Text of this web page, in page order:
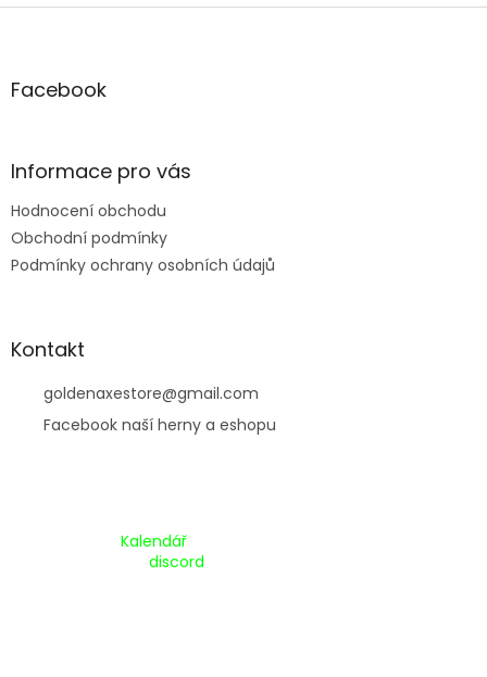
Z
aFacebook
Informace pro vás
Hodnocení obchodu
Obchodní podmínky
Podmínky ochrany osobních údajů
Kontakt
goldenaxestore@gmail.com
Facebook naší herny a eshopu
Kalendář
discord